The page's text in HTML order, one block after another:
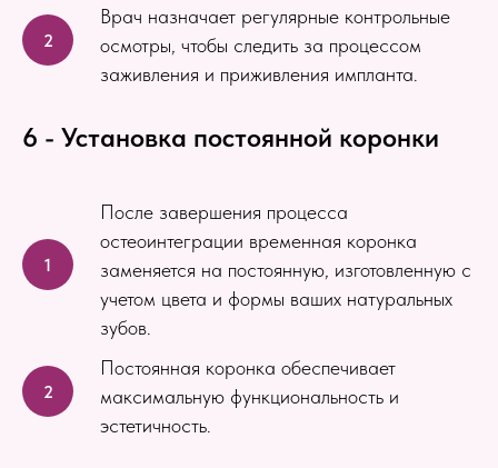
Врач назначает регулярные контрольные
осмотры, чтобы следить за процессом
заживления и приживления импланта.
6 - Установка постоянной коронки
После завершения процесса
остеоинтеграции временная коронка
заменяется на постоянную, изготовленную с
учетом цвета и формы ваших натуральных
зубов.
Постоянная коронка обеспечивает
максимальную функциональность и
эстетичность.